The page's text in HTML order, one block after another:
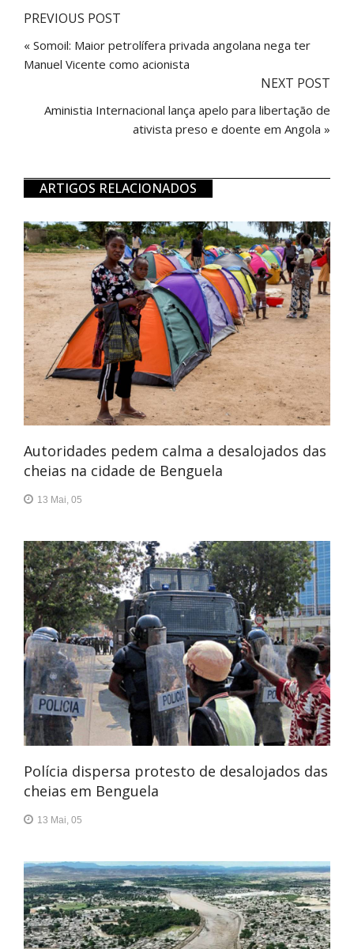
PREVIOUS POST
« Somoil: Maior petrolífera privada angolana nega ter
Manuel Vicente como acionista
NEXT POST
Aministia Internacional lança apelo para libertação de
ativista preso e doente em Angola »
ARTIGOS RELACIONADOS
Autoridades pedem calma a desalojados das
cheias na cidade de Benguela
13 Mai, 05
Polícia dispersa protesto de desalojados das
cheias em Benguela
13 Mai, 05